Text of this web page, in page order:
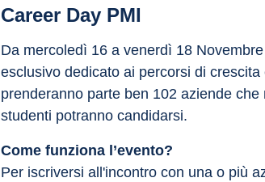
Career Day PMI
Da mercoledì 16 a venerdì 18
esclusivo dedicato ai percorsi di
prenderanno parte ben 102 aziende
studenti potranno candidarsi.
Come funziona l’evento?
Per iscriversi all'incontro con una o più